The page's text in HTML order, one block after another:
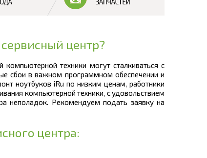
центр?
компьютерной техники могут сталкиваться с
сбои в важном программном обеспечении и
ноутбуков iRu по низким ценам, работники
компьютерной техники, с удовольствием
неполадок. Рекомендуем подать заявку на
центра: